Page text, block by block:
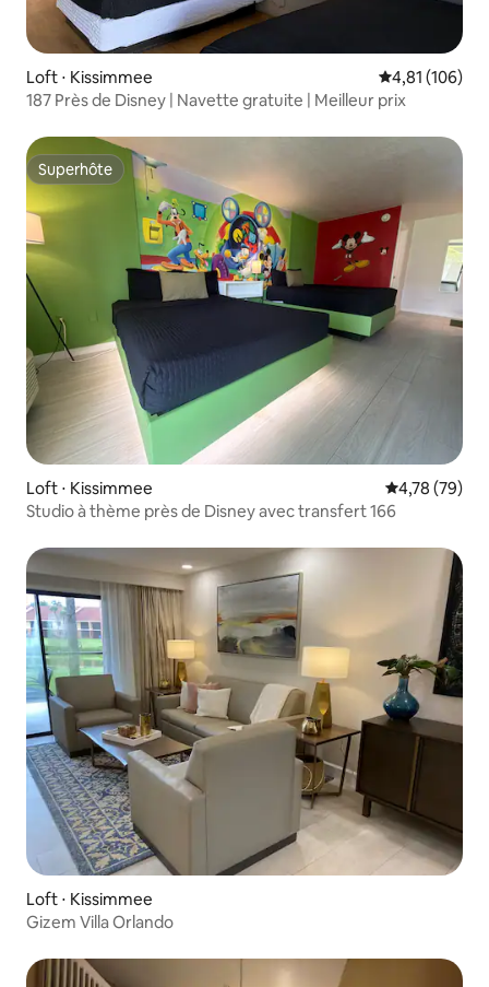
Loft ⋅ Kissimmee Évaluation
4,81 (106)
187 Près de Disney | Navette gratuite | Meilleur prix
Superhôte
Superhôte
Loft ⋅ Kissimmee Évaluation
4,78 (79)
Studio à thème près de Disney avec transfert 166
Loft ⋅ Kissimmee
Gizem Villa Orlando